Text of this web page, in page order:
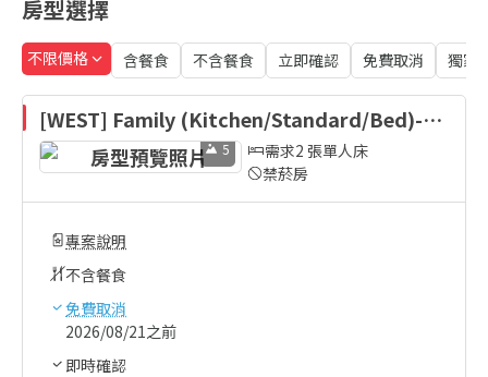
房型選擇
不限價格 含餐食 不含餐食 立即確認 免費取消 獨家
[WEST] Family (Kitchen/Standard/Bed)-Be
d Type Randomly Assigned
5
需求2 張單人床
禁菸房
專案說明
不含餐食
免費取消
2026/08/21之前
即時確認